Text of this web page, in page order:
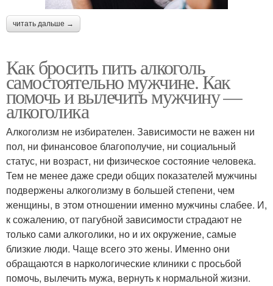
читать дальше →
Как бросить пить алкоголь
самостоятельно мужчине. Как
помочь и вылечить мужчину —
алкоголика
Алкоголизм не избирателен. Зависимости не важен ни
пол, ни финансовое благополучие, ни социальный
статус, ни возраст, ни физическое состояние человека.
Тем не менее даже среди общих показателей мужчины
подвержены алкоголизму в большей степени, чем
женщины, в этом отношении именно мужчины слабее. И,
к сожалению, от пагубной зависимости страдают не
только сами алкоголики, но и их окружение, самые
близкие люди. Чаще всего это жены. Именно они
обращаются в наркологические клиники с просьбой
помочь, вылечить мужа, вернуть к нормальной жизни.